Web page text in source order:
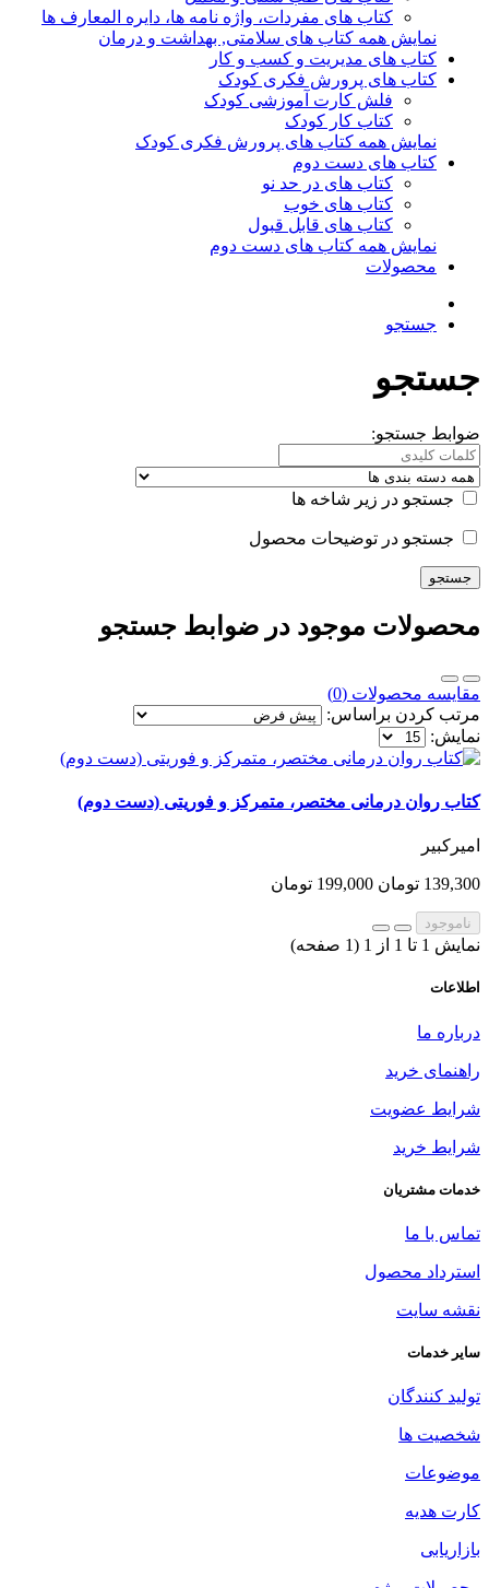
کتاب های مفردات، واژه نامه ها، دایره المعارف ها
نمایش همه کتاب های سلامتی, بهداشت و درمان
کتاب های مدیریت و کسب و کار
کتاب های پرورش فکری کودک
فلش کارت آموزشی کودک
کتاب کار کودک
نمایش همه کتاب های پرورش فکری کودک
کتاب های دست دوم
کتاب های در حد نو
کتاب های خوب
کتاب های قابل قبول
نمایش همه کتاب های دست دوم
محصولات
جستجو
جستجو
ضوابط جستجو:
جستجو در زیر شاخه ها
جستجو در توضیحات محصول
محصولات موجود در ضوابط جستجو
مقایسه محصولات (0)
مرتب کردن براساس:
نمایش:
کتاب روان درمانی مختصر، متمرکز و فوریتی (دست دوم)
امیرکبیر
139,300 تومان 199,000 تومان
ناموجود
نمایش 1 تا 1 از 1 (1 صفحه)
اطلاعات
درباره ما
راهنمای خرید
شرایط عضویت
شرایط خرید
خدمات مشتریان
تماس با ما
استرداد محصول
نقشه سایت
سایر خدمات
تولید کنندگان
شخصیت ها
موضوعات
کارت هدیه
بازاریابی